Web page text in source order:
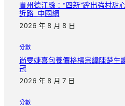
貴州德江縣：“四新”蹚出強村甜
近路_中國網
2026 年 8 月 8 日
分數
尚雯婕喜包養價格楊宗緯陳楚生
冠
2026 年 8 月 7 日
分數